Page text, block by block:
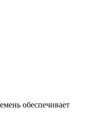
обеспечивает